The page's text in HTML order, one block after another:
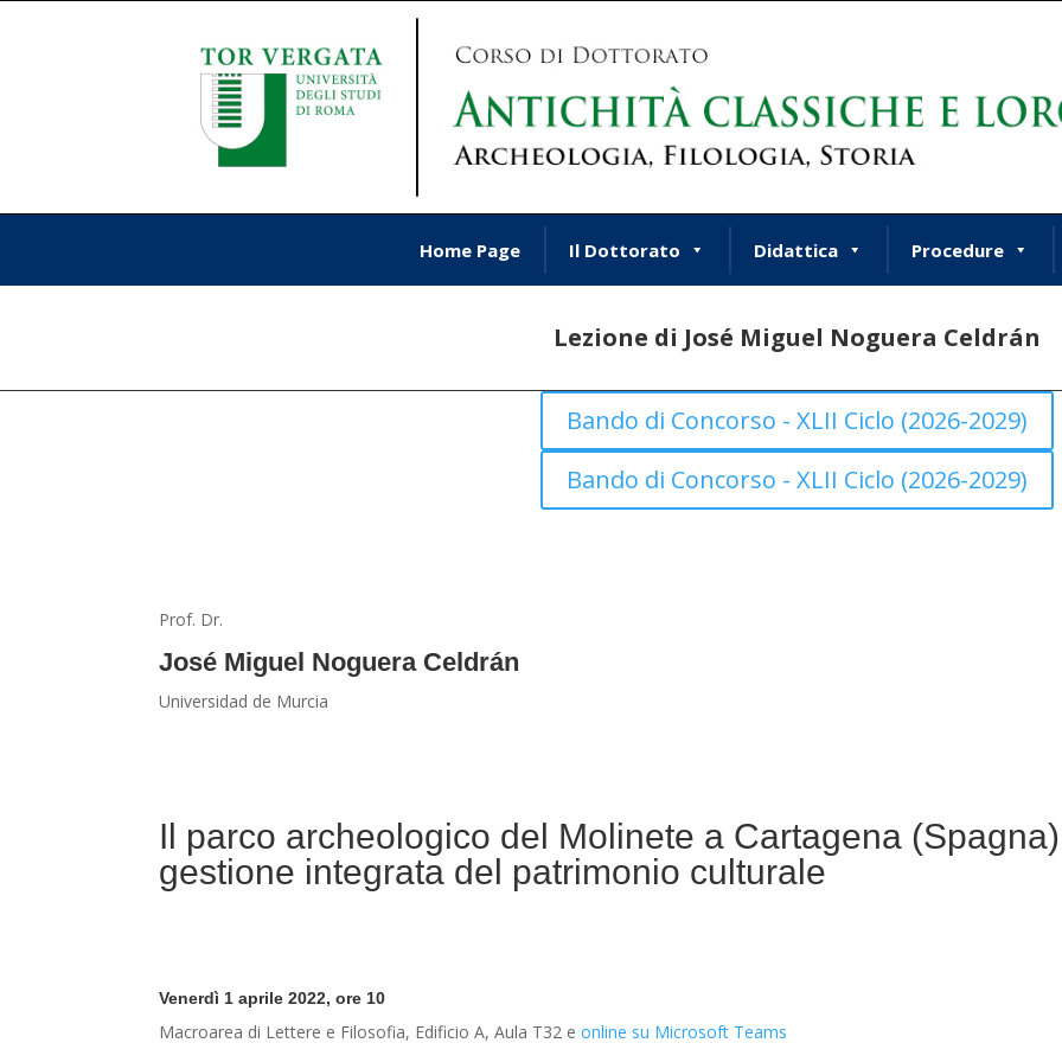
Home Page Il Dottorato Didattica Procedure
Lezione di José Miguel Noguera Celdrán
Bando di Concorso - XLII Ciclo (2026-2029)
Bando di Concorso - XLII Ciclo (2026-2029)
Prof. Dr.
José Miguel Noguera Celdrán
Universidad de Murcia
Il parco archeologico del Molinete a Cartagena
gestione integrata del patrimonio culturale
Venerdì 1 aprile 2022, ore 10
Macroarea di Lettere e Filosofia, Edificio A, Aula T32 eonline su Microsoft Teams